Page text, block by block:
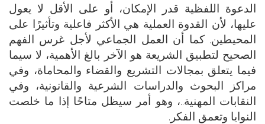
الدعوة اللفظية قدر الإمكان، أو على الأقل لا يعول
عليها، لأن القدوة العملية هي الأكثر فاعلية وتأثيرًا على
المحيطين. كما أن العمل الجماعي لأجل غرس الفهم
الصحيح لتطبيق الشريعة هو الآخر بالغ الأهمية، لا سيما
فيما يتعلق بمجالات التشريع والقضاء والمحاماة، وفي
مراكز البحوث والدراسات الشرعية والقانونية، وفي
النقابات المهنية..، وهو أمر سيظل متاحًا إذا ما خلصت
النوايا وتعمق الفكر.